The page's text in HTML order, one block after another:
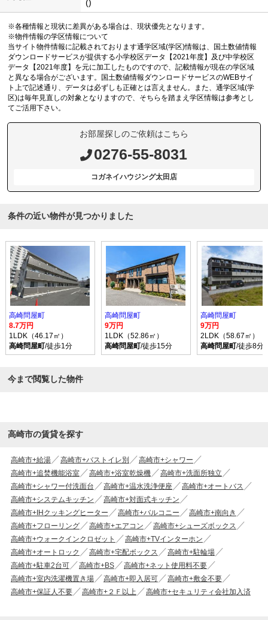
()
※各種情報と現状に差異がある場合は、現状優先となります。
※物件情報の学区情報について
当サイト物件情報に記載されております通学区域(学区)情報は、国土数値情報
ダウンロードサービスが提供する小学校区データ【2021年度】及び中学校区
データ【2021年度】を元に加工したものですので、記載情報が現在の学区域
と異なる場合がございます。国土数値情報ダウンロードサービスのWEBサイ
ト上で記述通り、データは必ずしも正確とは言えません。また、通学区域(学
区)は毎年見直しの対象となりますので、そちらを踏まえ学区情報は参考とし
てご活用下さい。
お部屋探しのご依頼はこちら
0276-55-8031
コガネイハウジング太田店
条件の近い物件が見つかりました
高崎問屋町
8.7万円
1LDK（46.17㎡）
高崎問屋町/徒歩1分
高崎問屋町
9万円
1LDK（52.86㎡）
高崎問屋町/徒歩15分
高崎問屋町
9万円
2LDK（58.67㎡）
高崎問屋町/徒歩8分
今まで閲覧した物件
高崎市の賃貸を探す
高崎市+給湯 高崎市+バストイレ別
高崎市+シャワー
高崎市+追焚機能浴室
高崎市+浴室乾燥機
高崎市+洗面所独立
高崎市+シャワー付洗面台
高崎市+温水洗浄便座
高崎市+オートバス
高崎市+システムキッチン
高崎市+対面式キッチン
高崎市+IHクッキングヒーター
高崎市+バルコニー
高崎市+南向き
高崎市+フローリング
高崎市+エアコン
高崎市+シューズボックス
高崎市+ウォークインクロゼット
高崎市+TVインターホン
高崎市+オートロック
高崎市+宅配ボックス
高崎市+駐輪場
高崎市+駐車2台可
高崎市+BS
高崎市+ネット使用料不要
高崎市+室内洗濯機置き場
高崎市+即入居可
高崎市+敷金不要
高崎市+保証人不要
高崎市+２Ｆ以上 高崎市+セキュリティ会社加入済